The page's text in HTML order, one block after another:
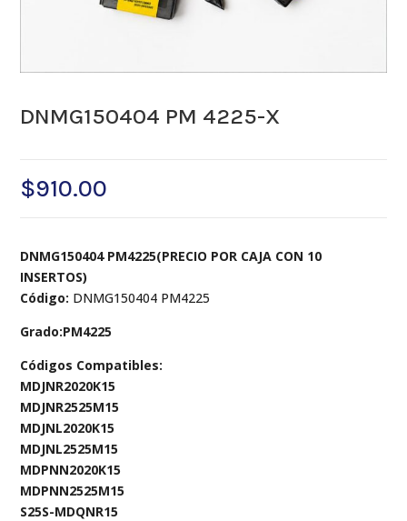
DNMG150404 PM 4225-X
$910.00
DNMG150404 PM4225(PRECIO POR CAJA CON 10
INSERTOS)
Código: DNMG150404 PM4225
Grado:PM4225
Códigos Compatibles:
MDJNR2020K15
MDJNR2525M15
MDJNL2020K15
MDJNL2525M15
MDPNN2020K15
MDPNN2525M15
S25S-MDQNR15